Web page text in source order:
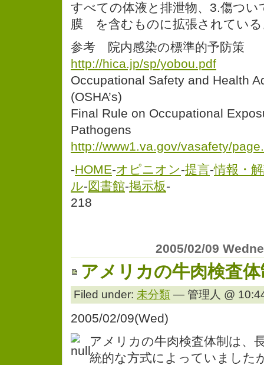
すべての体液と排泄物、3.傷つい
膜 を含むものに拡張されてい
参考 院内感染の標準的予防策
http://hica.jp/sp/yobou.pdf
Occupational Safety and Health
(OSHA’s)
Final Rule on Occupational
Pathogens
http://www1.va.gov/vasafety/
-HOME-オピニオン-提言-情報・
ル-図書館-掲示板-
218
2005/02/09
アメリカの牛肉検査
Filed under: 未分類 — 管理人 @
2005/02/09(Wed)
アメリカの牛肉検査体制は、
統的な方式によっていました